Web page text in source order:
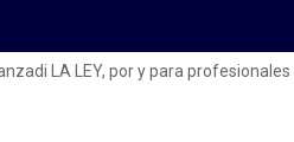
LA LEY, por y para profesionales